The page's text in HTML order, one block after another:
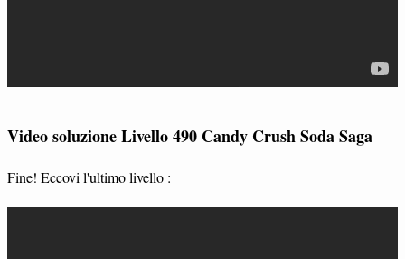
Video soluzione Livello 490 Candy Crush Soda Saga
Fine! Eccovi l'ultimo livello :